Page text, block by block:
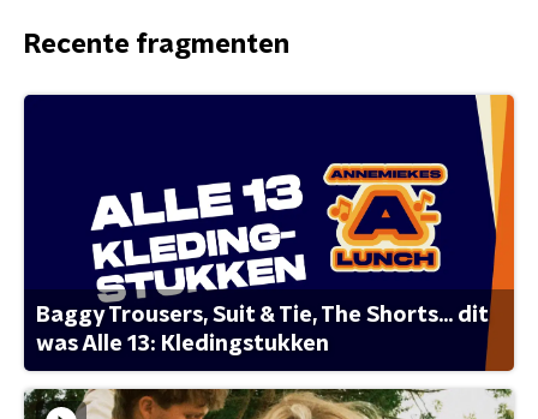
Recente fragmenten
Baggy Trousers, Suit & Tie, The Shorts... dit
was Alle 13: Kledingstukken